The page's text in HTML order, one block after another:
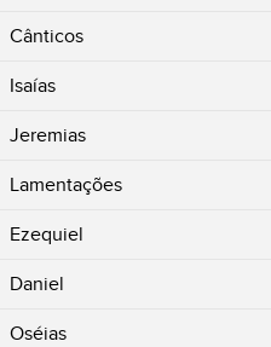
Cânticos
Isaías
Jeremias
Lamentações
Ezequiel
Daniel
Oséias